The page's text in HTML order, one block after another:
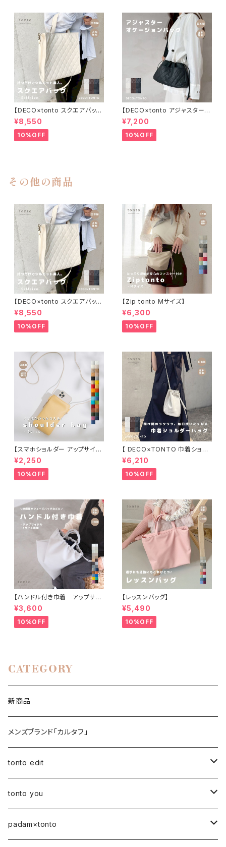
【DECO×tonto スクエアバッグ
】
¥8,550
10%OFF
【DECO×tonto アジャスターオ
ケージョンバッグ】
¥7,200
10%OFF
その他の商品
【DECO×tonto スクエアバッグ
】
¥8,550
10%OFF
【Zip tonto Mサイズ】
¥6,300
10%OFF
【スマホショルダー アップサイク
ル】
¥2,250
10%OFF
【 DECO×TONTO 巾着ショル
ダーバッグ】
¥6,210
10%OFF
【ハンドル付き巾着 アップサイ
クル】
¥3,600
10%OFF
【レッスンバッグ】
¥5,490
10%OFF
CATEGORY
新商品
メンズブランド「カルタフ」
tonto edit
petal bag
tonto you
ベビー
padam×tonto